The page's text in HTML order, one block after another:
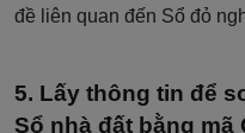
đề liên quan đến Sổ đỏ
Lấy thông tin để
Sổ nhà đất bằng mã